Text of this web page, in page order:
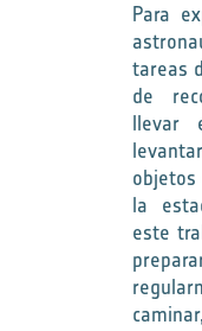
Para
tareas
de
llevar
objetos
la
este